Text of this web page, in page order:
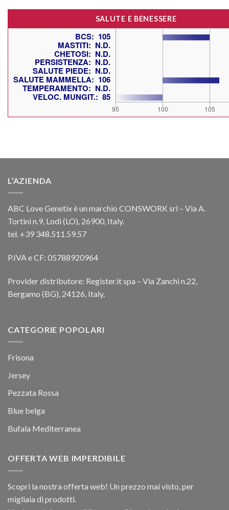
SALUTE E BENESSERE
L’AZIENDA
ABC Love Genetix è un marchio CONSWORK srl – Via A.
Tortini n.9, Lodi (LO), 26900, Italy.
tel. +39 348.511.59.57
P.IVA e CF: 05788920964
Provider distributore: Register.it spa – Via Zanchi n.22,
Bergamo (BG), 24126, Italy.
CATEGORIE POPOLARI
Frisona
Jersey
Pezzata Rossa
Blue belga
Bufala Mediterranea
OFFERTA WEB IMPERDIBILE
Scopri la nostra offerta web! Un prezzo mai visto, per
migliaia di prodotti.